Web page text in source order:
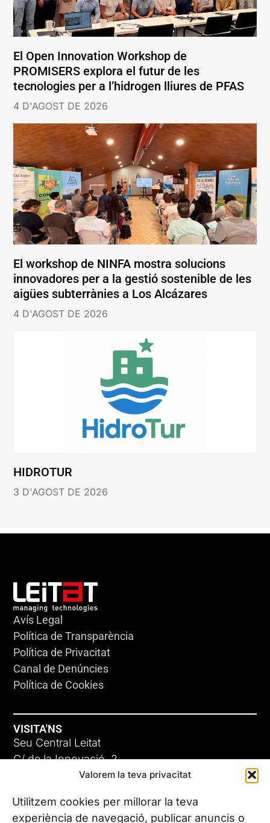
Valorem la teva privacitat
Utilitzem cookies per millorar la teva
experiència de navegació, publicar anuncis o
El Open Innovation Workshop de
PROMISERS explora el futur de les
tecnologies per a l’hidrogen lliures de PFAS
4 D'AGOST DE 2026
El workshop de NINFA mostra solucions
innovadores per a la gestió sostenible de les
aigües subterrànies a Los Alcázares
4 D'AGOST DE 2026
HIDROTUR
3 D'AGOST DE 2026
Avís Legal
Política de Transparència
Política de Privacitat
Canal de Denúncies
Política de Cookies
VISITA'NS
Seu Central Leitat
C/ de la Innovació, 2
08225 Terrassa, (Barcelona)
Coneix les nostres seus